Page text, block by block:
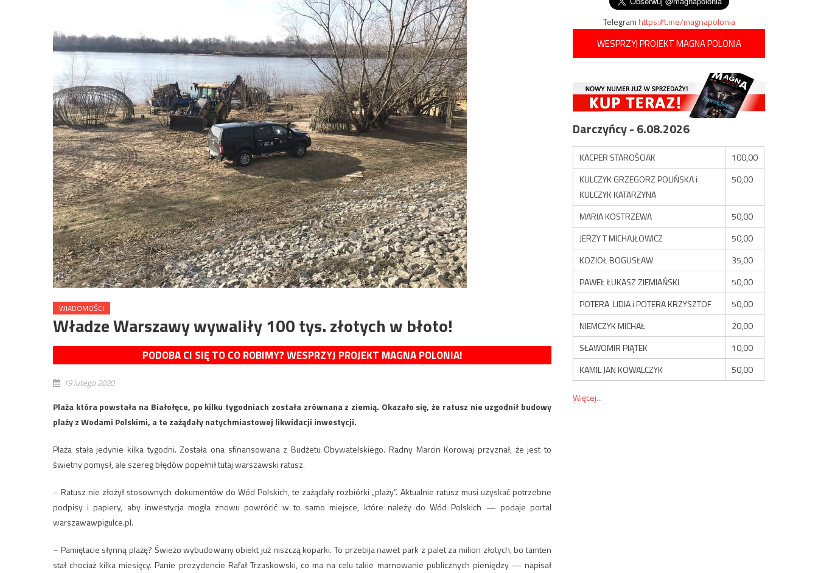
WIADOMOŚCI
Władze Warszawy wywaliły 100 tys. złotych w błoto!
PODOBA CI SIĘ TO CO ROBIMY? WESPRZYJ PROJEKT MAGNA POLONIA!
19 lutego 2020
Plaża która powstała na Białołęce, po kilku tygodniach została zrównana z ziemią. Okazało się, że ratusz nie uzgodnił budowy
plaży z Wodami Polskimi, a te zażądały natychmiastowej likwidacji inwestycji.
Plaża stała jedynie kilka tygodni. Została ona sfinansowana z Budżetu Obywatelskiego. Radny Marcin Korowaj przyznał, że jest to
świetny pomysł, ale szereg błędów popełnił tutaj warszawski ratusz.
– Ratusz nie złożył stosownych dokumentów do Wód Polskich, te zażądały rozbiórki „plaży”. Aktualnie ratusz musi uzyskać potrzebne
podpisy i papiery, aby inwestycja mogła znowu powrócić w to samo miejsce, które należy do Wód Polskich — podaje portal
warszawawpigulce.pl.
– Pamiętacie słynną plażę? Świeżo wybudowany obiekt już niszczą koparki. To przebija nawet park z palet za milion złotych, bo tamten
stał chociaż kilka miesięcy. Panie prezydencie Rafał Trzaskowski, co ma na celu takie marnowanie publicznych pieniędzy — napisał
Telegramhttps://t.me/magnapolonia
WESPRZYJ PROJEKT MAGNA POLONIA
Darczyńcy - 6.08.2026
KACPER STAROŚCIAK
100,00
KULCZYK GRZEGORZ POLIŃSKA i
KULCZYK KATARZYNA
50,00
MARIA KOSTRZEWA
50,00
JERZY T MICHAJŁOWICZ
50,00
KOZIOŁ BOGUSŁAW
35,00
PAWEŁ ŁUKASZ ZIEMIAŃSKI
50,00
POTERA LIDIA i POTERA KRZYSZTOF
50,00
NIEMCZYK MICHAŁ
20,00
SŁAWOMIR PIĄTEK
10,00
KAMIL JAN KOWALCZYK
50,00
Więcej...